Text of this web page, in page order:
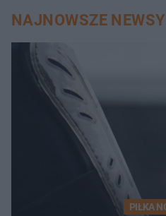
NAJNOWSZE
PIŁKA